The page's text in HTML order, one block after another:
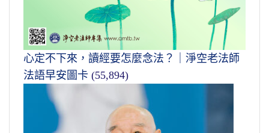
心定不下來，讀經要怎麼念法？｜淨空老法師
法語早安圖卡 (55,894)